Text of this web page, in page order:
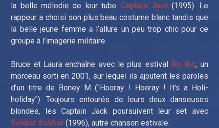
la belle mélodie de leur tube Captain Jack(1995). Le
rappeur a choisi son plus beau costume blanc tandis que
la belle jeune femme a l’allure un peu trop chic pour ce
groupe à l’imagerie militaire.
Bruce et Laura enchaîne avec le plus estival Iko Iko, un
morceau sorti en 2001, sur lequel ils ajoutent les paroles
d’un titre de Boney M ("Hooray ! Hooray ! It's a Holi-
holiday"). Toujours entourés de leurs deux danseuses
blondes, les Captain Jack poursuivent leur set avec
Soldier Soldier (1996), autre chanson estivale.